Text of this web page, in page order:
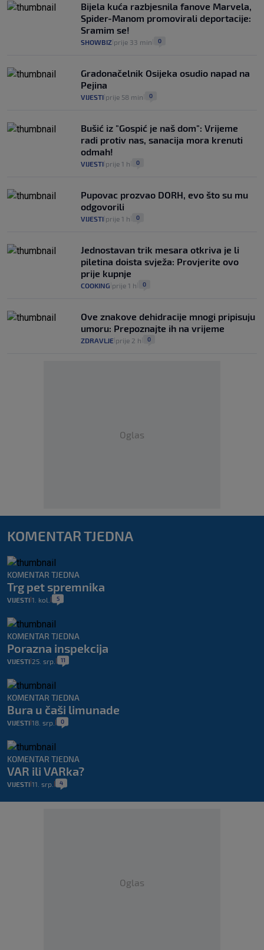
Bijela kuća razbjesnila fanove Marvela,
Spider-Manom promovirali deportacije:
Sramim se!
SHOWBIZ prije 33 min 0
Gradonačelnik Osijeka osudio napad na
Pejina
VIJESTI prije 58 min 0
Bušić iz "Gospić je naš dom": Vrijeme
radi protiv nas, sanacija mora krenuti
odmah!
VIJESTI prije 1 h 0
Pupovac prozvao DORH, evo što su mu
odgovorili
VIJESTI prije 1 h 0
Jednostavan trik mesara otkriva je li
piletina doista svježa: Provjerite ovo
prije kupnje
COOKING prije 1 h 0
Ove znakove dehidracije mnogi pripisuju
umoru: Prepoznajte ih na vrijeme
ZDRAVLJE prije 2 h 0
Oglas
KOMENTAR TJEDNA
KOMENTAR TJEDNA
Trg pet spremnika
VIJESTI 1. kol. 5
KOMENTAR TJEDNA
Porazna inspekcija
VIJESTI 25. srp. 11
KOMENTAR TJEDNA
Bura u čaši limunade
VIJESTI 18. srp. 0
KOMENTAR TJEDNA
VAR ili VARka?
VIJESTI 11. srp. 4
Oglas